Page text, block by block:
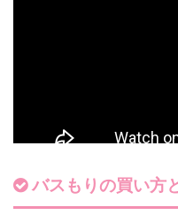
バスもりの買い方